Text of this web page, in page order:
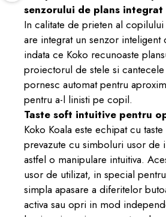
senzorului de plans integrat
In calitate de prieten al copilului
are integrat un senzor inteligent
indata ce Koko recunoaste
proiectorul de stele si
pornesc automat pentru
pentru a-l linisti pe copil.
Taste soft intuitive pentru
Koko Koala este echipat cu
prevazute cu simboluri usor de
astfel o manipulare intuitiva.
usor de utilizat, in special
simpla apasare a diferitelor
activa sau opri in mod